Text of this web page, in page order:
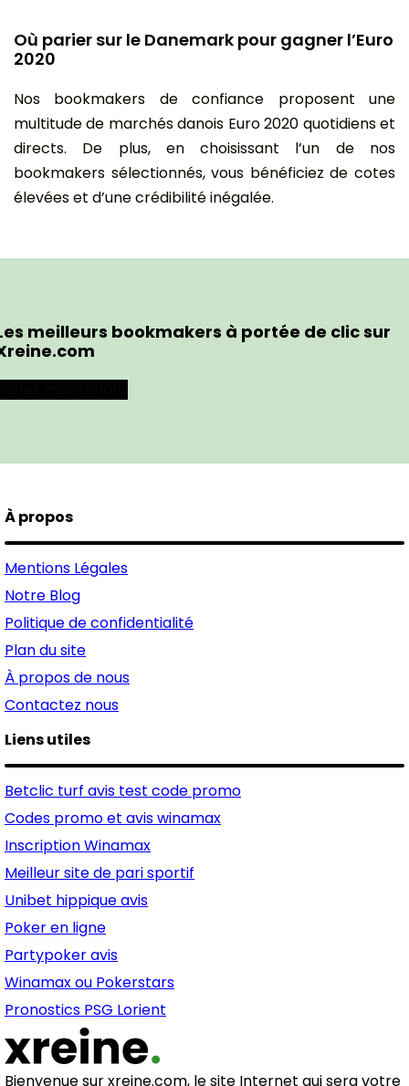
Où parier sur le Danemark pour gagner l’Euro
2020
Nos bookmakers de confiance proposent une
multitude de marchés danois Euro 2020 quotidiens et
directs. De plus, en choisissant l’un de nos
bookmakers sélectionnés, vous bénéficiez de cotes
élevées et d’une crédibilité inégalée.
meilleurs bookmakers à portée de clic sur
À propos
Mentions Légales
Notre Blog
Politique de confidentialité
Plan du site
À propos de nous
Contactez nous
Liens utiles
Betclic turf avis test code promo
Codes promo et avis winamax
Inscription Winamax
Meilleur site de pari sportif
Unibet hippique avis
Poker en ligne
Partypoker avis
Winamax ou Pokerstars
Pronostics PSG Lorient
Bienvenue sur xreine.com, le site Internet qui sera votre